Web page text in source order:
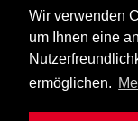
Wir verwenden
um Ihnen eine
ermöglichen.
heer musik ag
Lättenstrasse 35
8952 Schlieren